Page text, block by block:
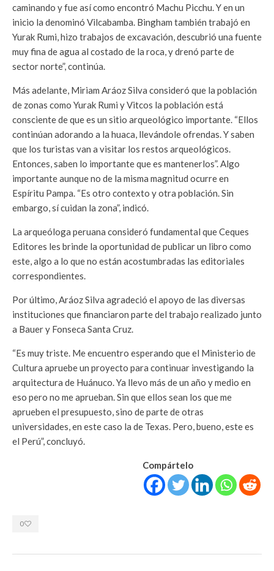
caminando y fue así como encontró Machu Picchu. Y en un
inicio la denominó Vilcabamba. Bingham también trabajó en
Yurak Rumi, hizo trabajos de excavación, descubrió una fuente
muy fina de agua al costado de la roca, y drenó parte de
sector norte”, continúa.
Más adelante, Miriam Aráoz Silva consideró que la población
de zonas como Yurak Rumi y Vitcos la población está
consciente de que es un sitio arqueológico importante. “Ellos
continúan adorando a la huaca, llevándole ofrendas. Y saben
que los turistas van a visitar los restos arqueológicos.
Entonces, saben lo importante que es mantenerlos”. Algo
importante aunque no de la misma magnitud ocurre en
Espíritu Pampa. “Es otro contexto y otra población. Sin
embargo, sí cuidan la zona”, indicó.
La arqueóloga peruana consideró fundamental que Ceques
Editores les brinde la oportunidad de publicar un libro como
este, algo a lo que no están acostumbradas las editoriales
correspondientes.
Por último, Aráoz Silva agradeció el apoyo de las diversas
instituciones que financiaron parte del trabajo realizado junto
a Bauer y Fonseca Santa Cruz.
“Es muy triste. Me encuentro esperando que el Ministerio de
Cultura apruebe un proyecto para continuar investigando la
arquitectura de Huánuco. Ya llevo más de un año y medio en
eso pero no me aprueban. Sin que ellos sean los que me
aprueben el presupuesto, sino de parte de otras
universidades, en este caso la de Texas. Pero, bueno, este es
el Perú”, concluyó.
Compártelo
0